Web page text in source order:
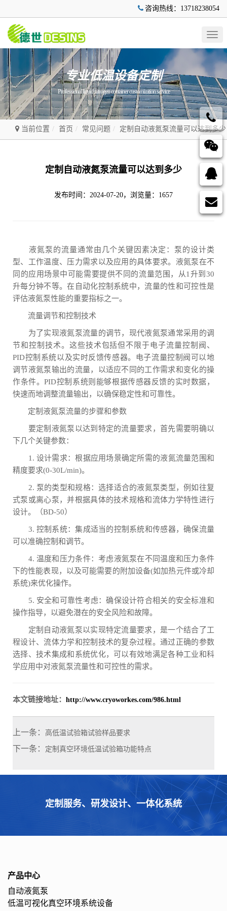
咨询热线：13718238054
专业低温设备定制
Professional liquid nitrogen container customization service
当前位置 首页 常见问题 定制自动液氮泵流量可以达到多少
定制自动液氮泵流量可以达到多少
发布时间：2024-07-20，浏览量：1657
液氮泵的流量通常由几个关键因素决定：泵的设计类
型、工作温度、压力需求以及应用的具体要求。液氮泵在不
同的应用场景中可能需要提供不同的流量范围，从1升到30
升每分钟不等。在自动化控制系统中，流量的性和可控性是
评估液氮泵性能的重要指标之一。
流量调节和控制技术
为了实现液氮泵流量的调节，现代液氮泵通常采用的调
节和控制技术。这些技术包括但不限于电子流量控制阀、
PID控制系统以及实时反馈传感器。电子流量控制阀可以地
调节液氮泵输出的流量，以适应不同的工作需求和变化的操
作条件。PID控制系统则能够根据传感器反馈的实时数据，
快速而地调整流量输出，以确保稳定性和可靠性。
定制液氮泵流量的步骤和参数
要定制液氮泵以达到特定的流量要求，首先需要明确以
下几个关键参数：
1. 设计需求：根据应用场景确定所需的液氮流量范围和
精度要求(0-30L/min)。
2. 泵的类型和规格：选择适合的液氮泵类型，例如往复
式泵或离心泵，并根据具体的技术规格和流体力学特性进行
设计。（BD-50）
3. 控制系统：集成适当的控制系统和传感器，确保流量
可以准确控制和调节。
4. 温度和压力条件：考虑液氮泵在不同温度和压力条件
下的性能表现，以及可能需要的附加设备(如加热元件或冷却
系统)来优化操作。
5. 安全和可靠性考虑：确保设计符合相关的安全标准和
操作指导，以避免潜在的安全风险和故障。
定制自动液氮泵以实现特定流量要求，是一个结合了工
程设计、流体力学和控制技术的复杂过程。通过正确的参数
选择、技术集成和系统优化，可以有效地满足各种工业和科
学应用中对液氮泵流量性和可控性的需求。
本文链接地址： http://www.cryoworkes.com/986.html
上一条： 高低温试验箱试验样品要求
下一条： 定制真空环境低温试验箱功能特点
定制服务、研发设计、一体化系统
产品中心
自动液氮泵
低温可视化真空环境系统设备